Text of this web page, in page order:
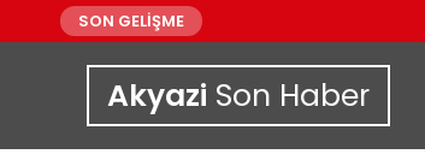
SON GELİŞME
Akyazi Son Haber